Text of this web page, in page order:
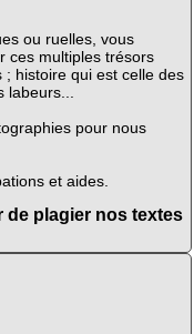
ou ruelles, vous
ces multiples trésors
histoire qui est celle des
pour nous
et aides.
de plagier nos textes